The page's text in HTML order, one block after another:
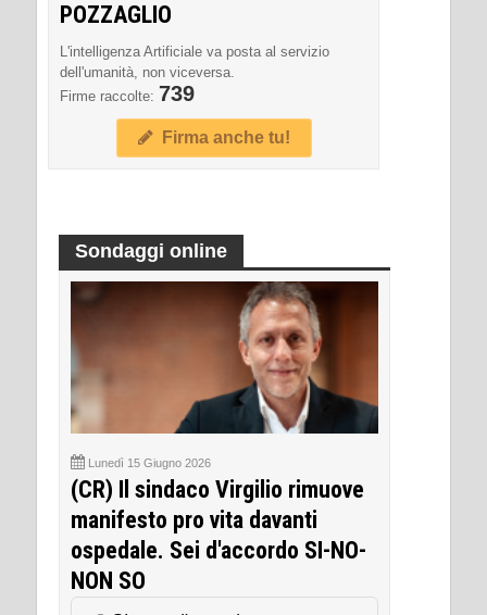
POZZAGLIO
L'intelligenza Artificiale va posta al servizio
dell'umanità, non viceversa.
Firme raccolte: 739
Firma anche tu!
Sondaggi online
Lunedì 15 Giugno 2026
(CR) Il sindaco Virgilio rimuove
manifesto pro vita davanti
ospedale. Sei d'accordo SI-NO-
NON SO